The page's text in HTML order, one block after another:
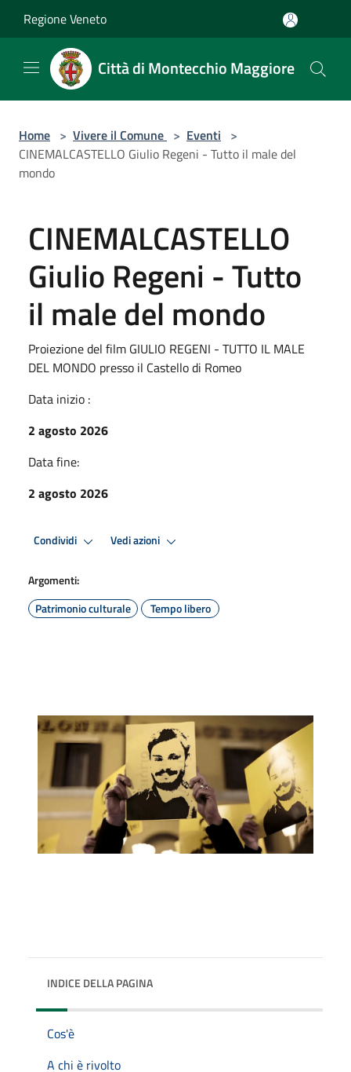
Regione Veneto
Città di Montecchio Maggiore
Home > Vivere il Comune > Eventi >
CINEMALCASTELLO Giulio Regeni - Tutto il male del
mondo
CINEMALCASTELLO
Giulio Regeni - Tutto
il male del mondo
Proiezione del film GIULIO REGENI - TUTTO IL MALE
DEL MONDO presso il Castello di Romeo
Data inizio :
2 agosto 2026
Data fine:
2 agosto 2026
Condividi Vedi azioni
Argomenti:
Patrimonio culturale
Tempo libero
INDICE DELLA PAGINA
Cos'è
A chi è rivolto